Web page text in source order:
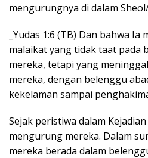
mengurungnya di dalam
_Yudas 1:6 (TB) Dan bahwa
malaikat yang tidak taat pada
mereka, tetapi yang
mereka, dengan belenggu
kekelaman sampai
Sejak peristiwa dalam
mengurung mereka. Dalam
mereka berada dalam